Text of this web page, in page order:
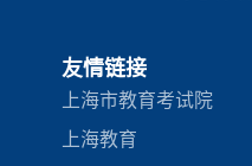
友情链接
上海市教育考试院
上海教育